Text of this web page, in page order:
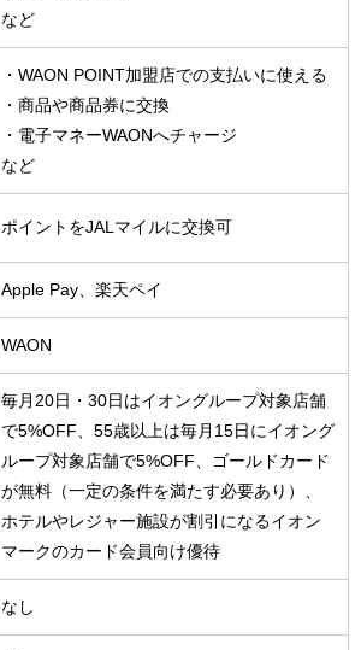
など
・WAON POINT加盟店での支払いに使える
・商品や商品券に交換
・電子マネーWAONへチャージ
など
ポイントをJALマイルに交換可
Apple Pay、楽天ペイ
WAON
毎月20日・30日はイオングループ対象店舗
で5%OFF、55歳以上は毎月15日にイオング
ループ対象店舗で5%OFF、ゴールドカード
が無料（一定の条件を満たす必要あり）、
ホテルやレジャー施設が割引になるイオン
マークのカード会員向け優待
なし